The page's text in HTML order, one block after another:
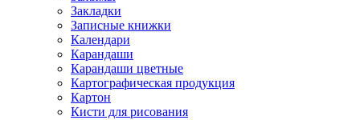
Закладки
Записные книжки
Календари
Карандаши
Карандаши цветные
Картографическая продукция
Картон
Кисти для рисования